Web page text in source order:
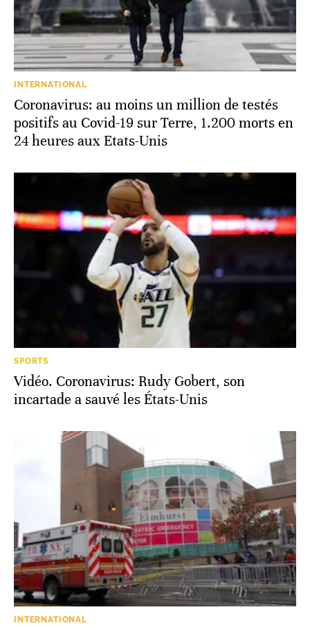
INTERNATIONAL
Coronavirus: au moins un million de testés
positifs au Covid-19 sur Terre, 1.200 morts en
24 heures aux Etats-Unis
SPORTS
Vidéo. Coronavirus: Rudy Gobert, son
incartade a sauvé les États-Unis
INTERNATIONAL